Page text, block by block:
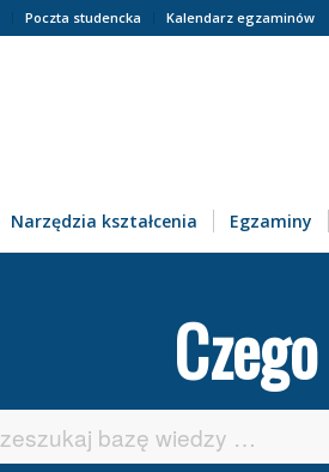
Poczta studencka Kalendarz egzaminów
Narzędzia kształcenia Egzaminy